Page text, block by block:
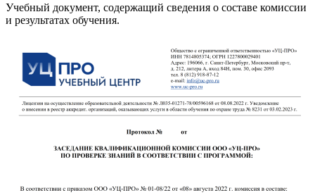
Учебный документ, содержащий сведения о составе комиссии
и результатах обучения.